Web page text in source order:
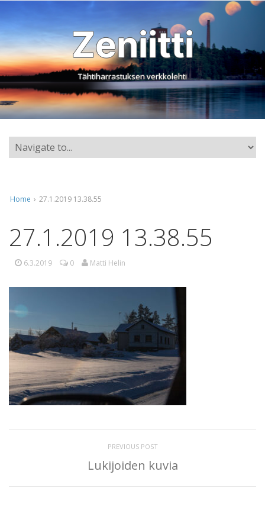
Zeniitti
Tähtiharrastuksen verkkolehti
Home › 27.1.2019 13.38.55
27.1.2019 13.38.55
6.3.2019 0 Matti Helin
PREVIOUS POST
Lukijoiden kuvia